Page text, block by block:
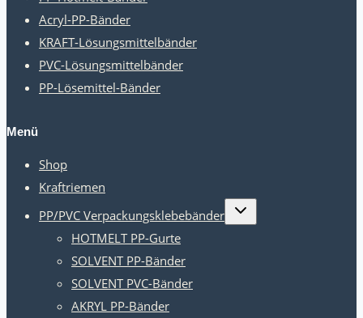
Acryl-PP-Bänder
KRAFT-Lösungsmittelbänder
PVC-Lösungsmittelbänder
PP-Lösemittel-Bänder
Menü
Shop
Kraftriemen
PP/PVC Verpackungsklebebänder
Kindermenü
HOTMELT PP-Gurte
SOLVENT PP-Bänder
SOLVENT PVC-Bänder
AKRYL PP-Bänder